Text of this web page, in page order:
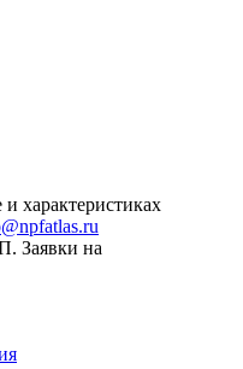
характеристиках
Заявки на